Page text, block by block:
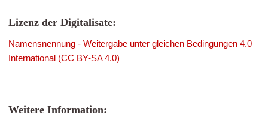
Lizenz der Digitalisate:
Namensnennung - Weitergabe unter gleichen Bedingungen 4.0
International (CC BY-SA 4.0)
Weitere Information: